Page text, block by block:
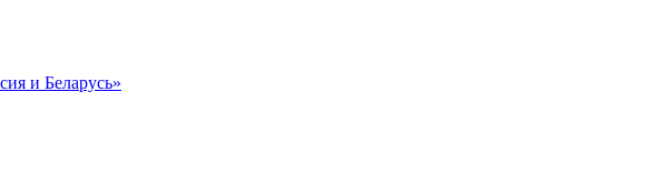
и Беларусь»